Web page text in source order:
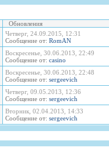
Обновления
Четверг, 24.09.2015, 12:31
Сообщение от: RomAN
Воскресенье, 30.06.2013, 22:49
Сообщение от: casino
Воскресенье, 30.06.2013, 22:48
Сообщение от: sergeevich
Четверг, 09.05.2013, 12:36
Сообщение от: sergeevich
Вторник, 02.04.2013, 14:33
Сообщение от: sergeevich